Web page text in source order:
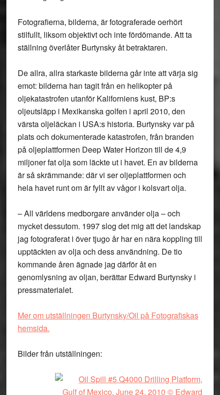
Fotografierna, bilderna, är fotograferade oerhört
stilfullt, liksom objektivt och inte fördömande. Att ta
ställning överlåter Burtynsky åt betraktaren.
De allra, allra starkaste bilderna går inte att värja sig
emot: bilderna han tagit från en helikopter på
oljekatastrofen utanför Kaliforniens kust, BP:s
oljeutsläpp i Mexikanska golfen i april 2010, den
värsta oljeläckan i USA:s historia. Burtynsky var på
plats och dokumenterade katastrofen, från branden
på oljeplattformen Deep Water Horizon till de 4,9
miljoner fat olja som läckte ut i havet. En av bilderna
är så skrämmande: där vi ser oljeplattformen och
hela havet runt om är fyllt av vågor i kolsvart olja.
– All världens medborgare använder olja – och
mycket dessutom. 1997 slog det mig att det landskap
jag fotograferat i över tjugo år har en nära koppling till
upptäckten av olja och dess användning. De tio
kommande åren ägnade jag därför åt en
genomlysning av oljan, berättar Edward Burtynsky i
pressmaterialet.
Mer om utställningen Burtynsky/Oil på Fotografiskas
hemsida.
Bilder från utställningen: